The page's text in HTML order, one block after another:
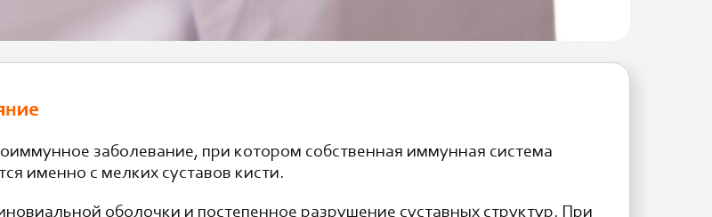
заболевание, при котором собственная иммунная система
именно с мелких суставов кисти.
оболочки и постепенное разрушение суставных структур. При